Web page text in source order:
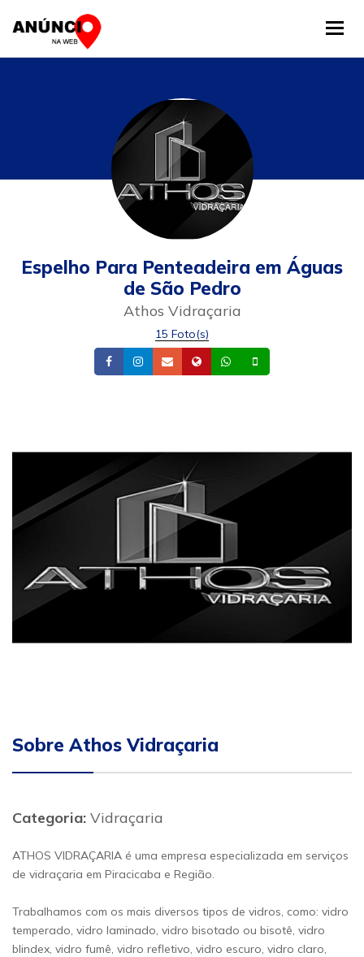
Espelho Para Penteadeira em Águas
de São Pedro
Athos Vidraçaria
15 Foto(s)
FacebookInstagram
Email Site Whatsapp
Sobre Athos Vidraçaria
Categoria: Vidraçaria
ATHOS VIDRAÇARIA é uma empresa especializada em serviços
de vidraçaria em Piracicaba e Região.
Trabalhamos com os mais diversos tipos de vidros, como: vidro
temperado, vidro laminado, vidro bisotado ou bisotê, vidro
blindex, vidro fumê, vidro refletivo, vidro escuro, vidro claro,